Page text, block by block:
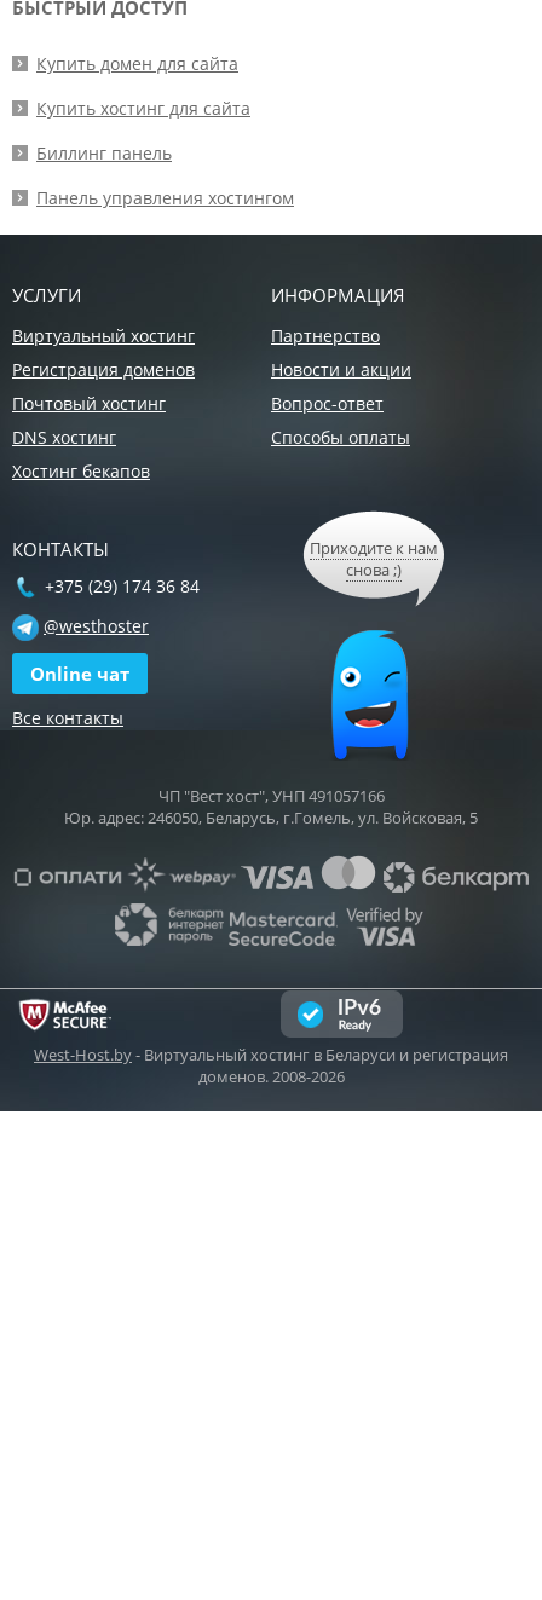
БЫСТРЫЙ ДОСТУП
Купить домен для сайта
Купить хостинг для сайта
Биллинг панель
Панель управления хостингом
УСЛУГИ
Виртуальный хостинг
Регистрация доменов
Почтовый хостинг
DNS хостинг
Хостинг бекапов
ИНФОРМАЦИЯ
Партнерство
Новости и акции
Вопрос-ответ
Способы оплаты
КОНТАКТЫ
+375 (29) 174 36 84
@westhoster
Online чат
Все контакты
Приходите к нам
снова ;)
ЧП "Вест хост", УНП 491057166
Юр. адрес: 246050, Беларусь, г.Гомель, ул. Войсковая, 5
West-Host.by- Виртуальный хостинг в Беларуси и регистрация
доменов. 2008-2026